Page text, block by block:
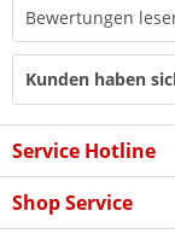
Bewertungen
Kunden haben
Service Hotline
Shop Service